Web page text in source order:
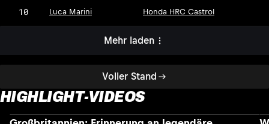
Voller Stand
10 Luca Marini Honda HRC Castrol
Mehr laden
HIGHLIGHT-VIDEOS